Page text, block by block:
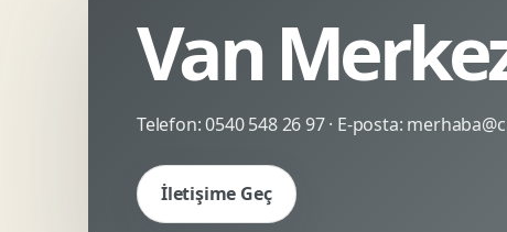
Van
Telefon:0540 548 26 97· E-posta:
İletişime Geç